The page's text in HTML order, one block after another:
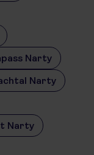
Narty
Narty
Narty